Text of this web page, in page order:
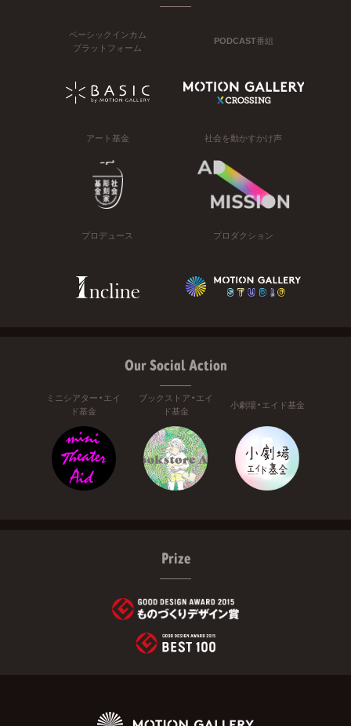
ベーシックインカム
プラットフォーム
PODCAST番組
アート基金 社会を動かすかけ声
プロデュース プロダクション
Our Social Action
ミニシアター・エイ
ド基金
ブックストア・エイ
ド基金
小劇場・エイド基金
Prize